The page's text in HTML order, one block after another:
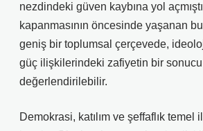
nezdindeki güven kaybına yol
kapanmasının öncesinde yaşanan
geniş bir toplumsal çerçevede,
güç ilişkilerindeki zafiyetin bir
değerlendirilebilir.
Demokrasi, katılım ve şeffaflık temel